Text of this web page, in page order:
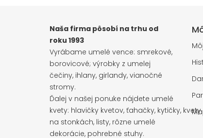
Naša firma pôsobí na trhu od
roku 1993
Vyrábame umelé vence: smrekové,
borovicové; výrobky z umelej
čečiny, ihlany, girlandy, vianočné
stromy.
Ďalej v našej ponuke nájdete umelé
kvety: hlavičky kvetov, ťahačky, kytičky, kvety
na stonkách, listy, rôzne umelé
dekorácie, pohrebné stuhy.